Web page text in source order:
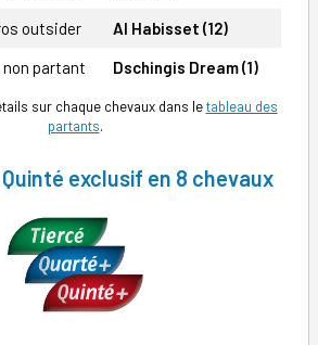
outsider
Al Habisset (12)
non partant Dschingis Dream(1)
sur chaque chevaux dans letableau des
partants.
exclusif en 8 chevaux